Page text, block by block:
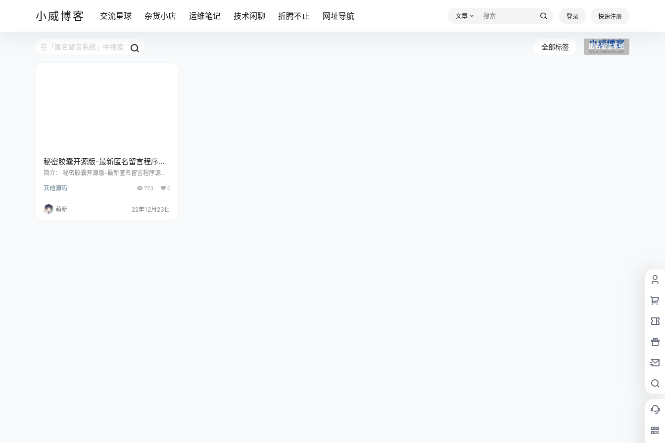
小威博客 交流星球 杂货小店 运维笔记 技术闲聊 折腾不止 网址导航 文章 登录 快速注册
全部标签 匿名留言系统
秘密胶囊开源版-最新匿名留言程序源
码
简介： 秘密胶囊开源版-最新匿名留言程序源码
编写。 本项目是秘密胶囊项目的最初版本，所有
源的1.0版本只实现了写留言，查留言。 图片：
其他源码 773 0
萌新 22年12月23日